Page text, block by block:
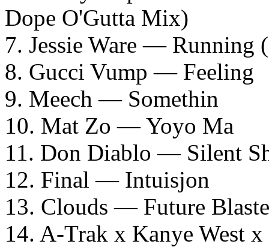
Dope O'Gutta Mix)
7. Jessie Ware — Running
8. Gucci Vump — Feeling
9. Meech — Somethin
10. Mat Zo — Yoyo Ma
11. Don Diablo — Silent
12. Final — Intuisjon
13. Clouds — Future
14. A-Trak x Kanye West